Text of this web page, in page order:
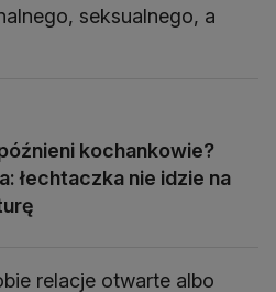
seksualnego, a
kochankowie?
łechtaczka nie idzie na
relacje otwarte albo